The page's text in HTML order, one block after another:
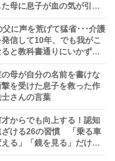
た母に息子が血の気が引い
父に声を荒げて猛省･･･介護
信して10年、でも我がこ
ると教科書通りにいかずに
感情と理性の狭間で右往
現実」
母が自分の名前を書けな
撃を受けた息子を救った作
さんの言葉
からでも向上する！認知
ざける26の習慣 「乗る車
える」「鏡を見る」だけで
激される